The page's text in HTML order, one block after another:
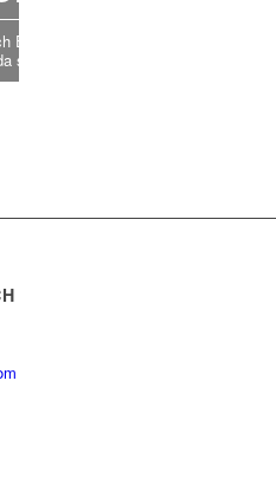
Estland Dragons visar olika
stridstekniker.